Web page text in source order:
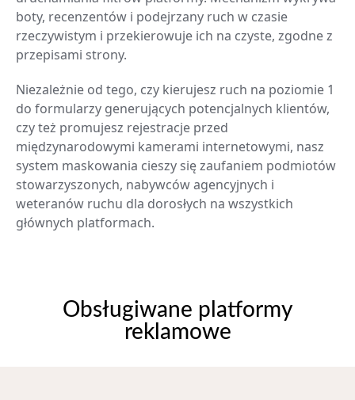
boty, recenzentów i podejrzany ruch w czasie
rzeczywistym i przekierowuje ich na czyste, zgodne z
przepisami strony.
Niezależnie od tego, czy kierujesz ruch na poziomie 1
do formularzy generujących potencjalnych klientów,
czy też promujesz rejestracje przed
międzynarodowymi kamerami internetowymi, nasz
system maskowania cieszy się zaufaniem podmiotów
stowarzyszonych, nabywców agencyjnych i
weteranów ruchu dla dorosłych na wszystkich
głównych platformach.
Obsługiwane platformy
reklamowe